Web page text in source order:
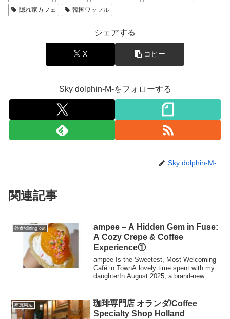
隠れ家カフェ
韓国ワッフル
シェアする
X コピー
Sky dolphin-M-をフォローする
Sky dolphin-M-
関連記事
外食/dining out
ampee – A Hidden Gem in Fuse:
A Cozy Crepe & Coffee
Experience①
ampee Is the Sweetest, Most Welcoming
Café in TownA lovely time spent with my
daughterIn August 2025, a brand-new
布施周辺
珈琲専門店 オランダ/Coffee
Specialty Shop Holland